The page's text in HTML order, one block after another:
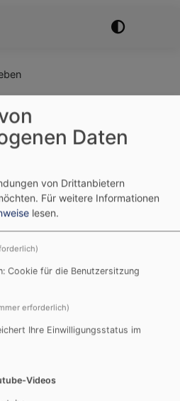
Leben
Daten
von Drittanbietern
Für weitere Informationen
lesen.
Cookie für die Benutzersitzung
erforderlich)
Ihre Einwilligungsstatus im
Videos